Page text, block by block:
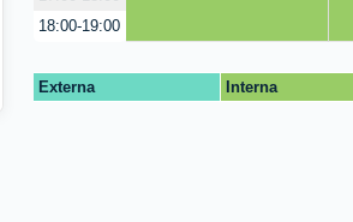
18:00-19:00
Externa Interna